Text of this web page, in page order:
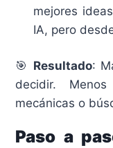
mejores
IA, pero
🎯 Resultado:
decidir.
mecánicas o
Paso a